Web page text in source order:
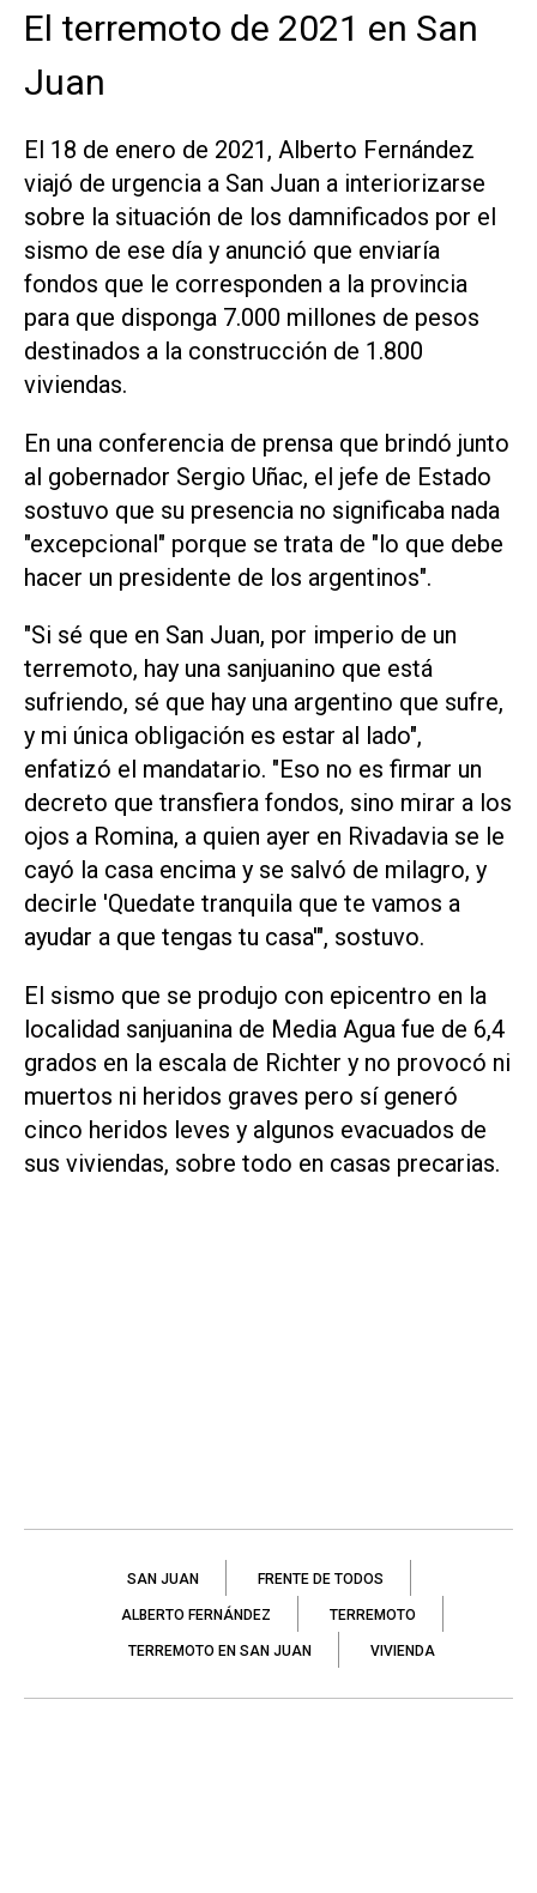
El terremoto de 2021 en San
Juan
El 18 de enero de 2021, Alberto Fernández
viajó de urgencia a San Juan a interiorizarse
sobre la situación de los damnificados por el
sismo de ese día y anunció que enviaría
fondos que le corresponden a la provincia
para que disponga 7.000 millones de pesos
destinados a la construcción de 1.800
viviendas.
En una conferencia de prensa que brindó junto
al gobernador Sergio Uñac, el jefe de Estado
sostuvo que su presencia no significaba nada
"excepcional" porque se trata de "lo que debe
hacer un presidente de los argentinos".
"Si sé que en San Juan, por imperio de un
terremoto, hay una sanjuanino que está
sufriendo, sé que hay una argentino que sufre,
y mi única obligación es estar al lado",
enfatizó el mandatario. "Eso no es firmar un
decreto que transfiera fondos, sino mirar a los
ojos a Romina, a quien ayer en Rivadavia se le
cayó la casa encima y se salvó de milagro, y
decirle 'Quedate tranquila que te vamos a
ayudar a que tengas tu casa'", sostuvo.
El sismo que se produjo con epicentro en la
localidad sanjuanina de Media Agua fue de 6,4
grados en la escala de Richter y no provocó ni
muertos ni heridos graves pero sí generó
cinco heridos leves y algunos evacuados de
sus viviendas, sobre todo en casas precarias.
SAN JUAN FRENTE DE TODOS
ALBERTO FERNÁNDEZ TERREMOTO
TERREMOTO EN SAN JUAN VIVIENDA